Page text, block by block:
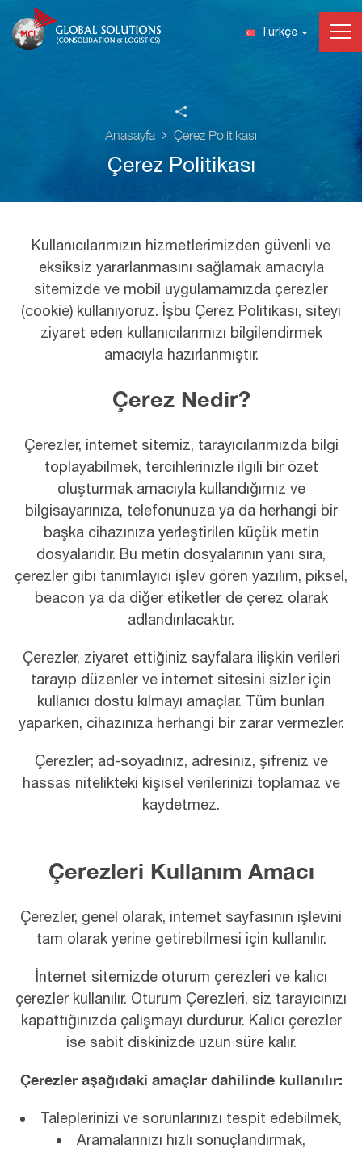
Türkçe
Anasayfa Çerez Politikası
Çerez Politikası
Kullanıcılarımızın hizmetlerimizden güvenli ve
eksiksiz yararlanmasını sağlamak amacıyla
sitemizde ve mobil uygulamamızda çerezler
(cookie) kullanıyoruz. İşbu Çerez Politikası, siteyi
ziyaret eden kullanıcılarımızı bilgilendirmek
amacıyla hazırlanmıştır.
Çerez Nedir?
Çerezler, internet sitemiz, tarayıcılarımızda bilgi
toplayabilmek, tercihlerinizle ilgili bir özet
oluşturmak amacıyla kullandığımız ve
bilgisayarınıza, telefonunuza ya da herhangi bir
başka cihazınıza yerleştirilen küçük metin
dosyalarıdır. Bu metin dosyalarının yanı sıra,
çerezler gibi tanımlayıcı işlev gören yazılım, piksel,
beacon ya da diğer etiketler de çerez olarak
adlandırılacaktır.
Çerezler, ziyaret ettiğiniz sayfalara ilişkin verileri
tarayıp düzenler ve internet sitesini sizler için
kullanıcı dostu kılmayı amaçlar. Tüm bunları
yaparken, cihazınıza herhangi bir zarar vermezler.
Çerezler; ad-soyadınız, adresiniz, şifreniz ve
hassas nitelikteki kişisel verilerinizi toplamaz ve
kaydetmez.
Çerezleri Kullanım Amacı
Çerezler, genel olarak, internet sayfasının işlevini
tam olarak yerine getirebilmesi için kullanılır.
İnternet sitemizde oturum çerezleri ve kalıcı
çerezler kullanılır. Oturum Çerezleri, siz tarayıcınızı
kapattığınızda çalışmayı durdurur. Kalıcı çerezler
ise sabit diskinizde uzun süre kalır.
Çerezler aşağıdaki amaçlar dahilinde kullanılır:
Taleplerinizi ve sorunlarınızı tespit edebilmek,
Aramalarınızı hızlı sonuçlandırmak,